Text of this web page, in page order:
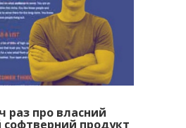
раз про власний
софтверний продукт